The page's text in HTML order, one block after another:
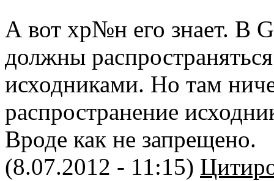
А вот хр№н его знает. В
должны
исходниками. Но там
распространение
Вроде как не запрещено.
(8.07.2012 - 11:15)